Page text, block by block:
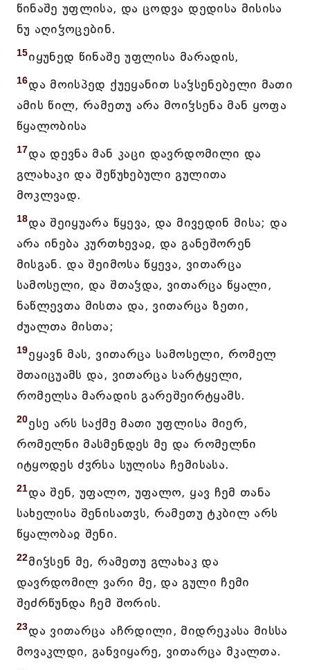
წინაშე უფლისა, და ცოდვა დედისა მისისა
ნუ აღიჴოცებინ.
15იყუნედ წინაშე უფლისა მარადის,
16და მოისპედ ქუეყანით საჴსენებელი მათი
ამის წილ, რამეთუ არა მოიჴსენა მან ყოფა
წყალობისა
17და დევნა მან კაცი დავრდომილი და
გლახაკი და შეწუხებული გულითა
მოკლვად.
18და შეიყუარა წყევა, და მივედინ მისა; და
არა ინება კურთხევაჲ, და განეშორენ
მისგან. და შეიმოსა წყევა, ვითარცა
სამოსელი, და შთაჴდა, ვითარცა წყალი,
ნაწლევთა მისთა და, ვითარცა ზეთი,
ძუალთა მისთა;
19ეყავნ მას, ვითარცა სამოსელი, რომელ
შთაიცუამს და, ვითარცა სარტყელი,
რომელსა მარადის გარეშეირტყამს.
20ესე არს საქმე მათი უფლისა მიერ,
რომელნი მასმენდეს მე და რომელნი
იტყოდეს ძჳრსა სულისა ჩემისასა.
21და შენ, უფალო, უფალო, ყავ ჩემ თანა
სახელისა შენისათჳს, რამეთუ ტკბილ არს
წყალობაჲ შენი.
22მიჴსენ მე, რამეთუ გლახაკ და
დავრდომილ ვარი მე, და გული ჩემი
შეძრწუნდა ჩემ შორის.
23და ვითარცა აჩრდილი, მიდრეკასა მისსა
მოვაკლდი, განვიყარე, ვითარცა მკალთა.